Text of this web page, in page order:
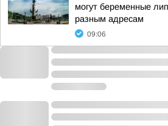
могут беременные
разным адресам
09:06